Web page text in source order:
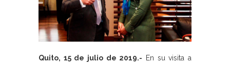
Quito, 15 de julio de 2019.- En su visita a